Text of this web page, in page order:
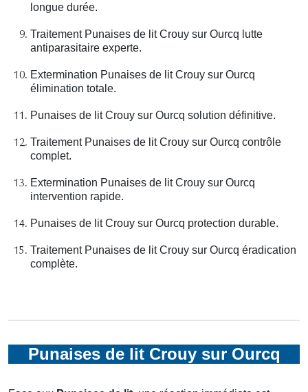
longue durée.
Traitement Punaises de lit Crouy sur Ourcq lutte
antiparasitaire experte.
Extermination Punaises de lit Crouy sur Ourcq
élimination totale.
Punaises de lit Crouy sur Ourcq solution définitive.
Traitement Punaises de lit Crouy sur Ourcq contrôle
complet.
Extermination Punaises de lit Crouy sur Ourcq
intervention rapide.
Punaises de lit Crouy sur Ourcq protection durable.
Traitement Punaises de lit Crouy sur Ourcq éradication
complète.
Punaises de lit Crouy sur Ourcq